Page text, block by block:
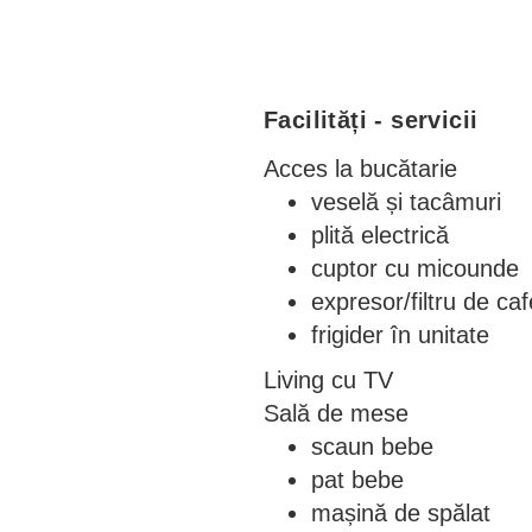
Facilități - servicii
Acces la bucătarie
veselă și tacâmuri
plită electrică
cuptor cu micounde
expresor/filtru de
frigider în unitate
Living cu TV
Sală de mese
scaun bebe
pat bebe
mașină de spălat